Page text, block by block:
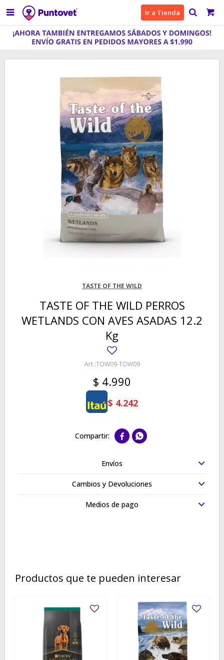
 Ir a Tienda
TASTE OF THE WILD
TASTE OF THE WILD PERROS
WETLANDS CON AVES ASADAS 12.2
Kg
TOW09-TOW09
$ 4.990
$ 4.242
 
Envíos
Cambios y Devoluciones
Medios de pago
Productos que te pueden interesar